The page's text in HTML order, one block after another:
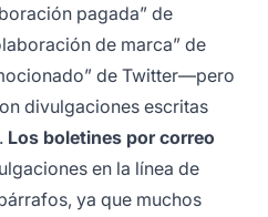
pagada” de
de marca” de
de Twitter—pero
divulgaciones escritas
Los boletines por correo
en la línea de
ya que muchos